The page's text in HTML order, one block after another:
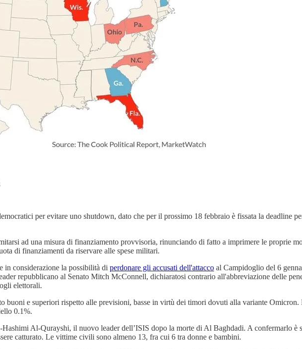
per evitare uno shutdown, dato che per il prossimo 18 febbraio è fissata la deadline
ad una misura di finanziamento provvisoria, rinunciando di fatto a imprimere le proprie
di finanziamenti da riservare alle spese militari.
in considerazione la possibilità di perdonare gli accusati dell'attacco al Campidoglio del 6
repubblicano al Senato Mitch McConnell, dichiaratosi contrario all'abbreviazione delle
elettorali.
buoni e superiori rispetto alle previsioni, basse in virtù dei timori dovuti alla variante
0.1%.
Al-Qurayshi, il nuovo leader dell’ISIS dopo la morte di Al Baghdadi. A confermarlo è
catturato. Le vittime civili sono almeno 13, fra cui 6 tra donne e bambini.